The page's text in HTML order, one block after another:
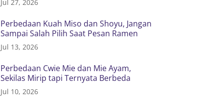
Jul 27, 2026
Perbedaan Kuah Miso dan Shoyu, Jangan
Sampai Salah Pilih Saat Pesan Ramen
Jul 13, 2026
Perbedaan Cwie Mie dan Mie Ayam,
Sekilas Mirip tapi Ternyata Berbeda
Jul 10, 2026